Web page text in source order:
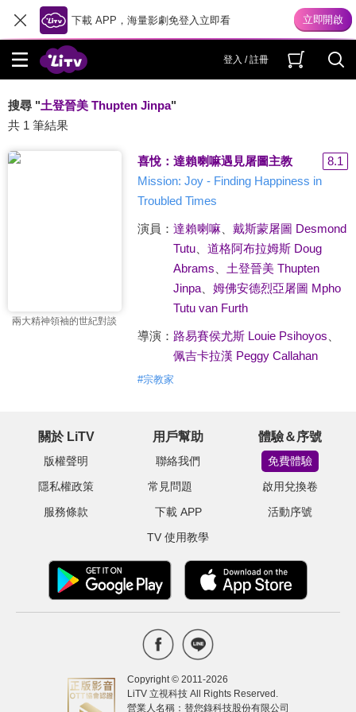
下載 APP，海量影劇免登入立即看
登入 / 註冊
搜尋 "土登晉美 Thupten Jinpa"
共 1 筆結果
兩大精神領袖的世紀對談
喜悅：達賴喇嘛遇見屠圖主教
8.1
Mission: Joy - Finding Happiness in
Troubled Times
演員： 達賴喇嘛、 戴斯蒙屠圖 Desmond
Tutu、 道格阿布拉姆斯 Doug
Abrams
土登晉美 Thupten
Jinpa、 姆佛安德烈亞屠圖 Mpho
Tutu van Furth
導演： 路易賽侯尤斯 Louie Psihoyos
佩吉卡拉漢 Peggy Callahan
#宗教家
關於 LiTV
版權聲明
隱私權政策
服務條款
用戶幫助
聯絡我們
常見問題
下載 APP
TV 使用教學
體驗＆序號
免費體驗
啟用兌換卷
活動序號
Copyright © 2011-2026
LiTV 立視科技 All Rights Reserved.
營業人名稱：替您錄科技股份有限公司